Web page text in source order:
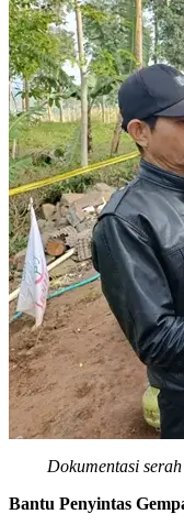
Dokumentasi
Bantu Penyintas